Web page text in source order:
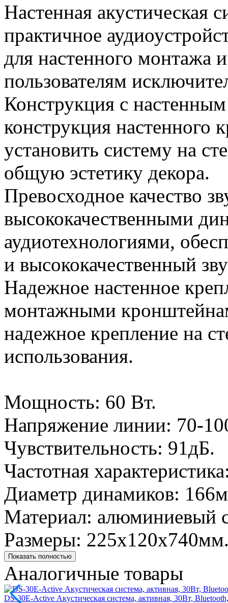
Настенная акустическая
практичное
для настенного монтажа
пользователям
Конструкция с
конструкция настенного
установить систему на
общую эстетику декора.
Превосходное качество
высококачественными
аудиотехнологиями,
и высококачественный
Надежное настенное
монтажными
надежное крепление на
использования.
Мощность: 60 Вт.
Напряжение линии: 70-
Чувствительность: 91дБ.
Частотная
Диаметр динамиков:
Материал: алюминиевый
Размеры:
Показать полностью
Аналогичные товары
DS-30E-Active Акустическая система, активная, 30Вт,